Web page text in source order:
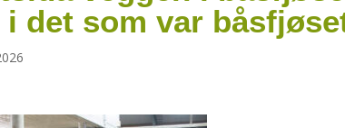
i det som var